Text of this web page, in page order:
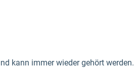
kann immer wieder gehört werden.